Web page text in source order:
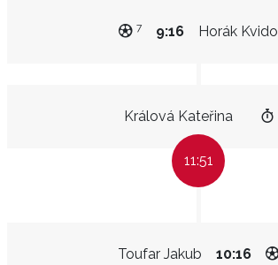
Horák Kvido
9:16
7
Králová Kateřina
11:51
Toufar Jakub 10:16